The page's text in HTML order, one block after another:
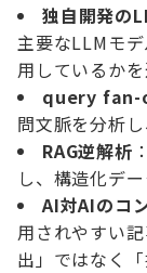
独自開発の
主要なLLMモ
用しているか
query fan-
問文脈を分析
RAG逆解析
し、構造化デ
AI対AIのコ
用されやすい
出」ではなく